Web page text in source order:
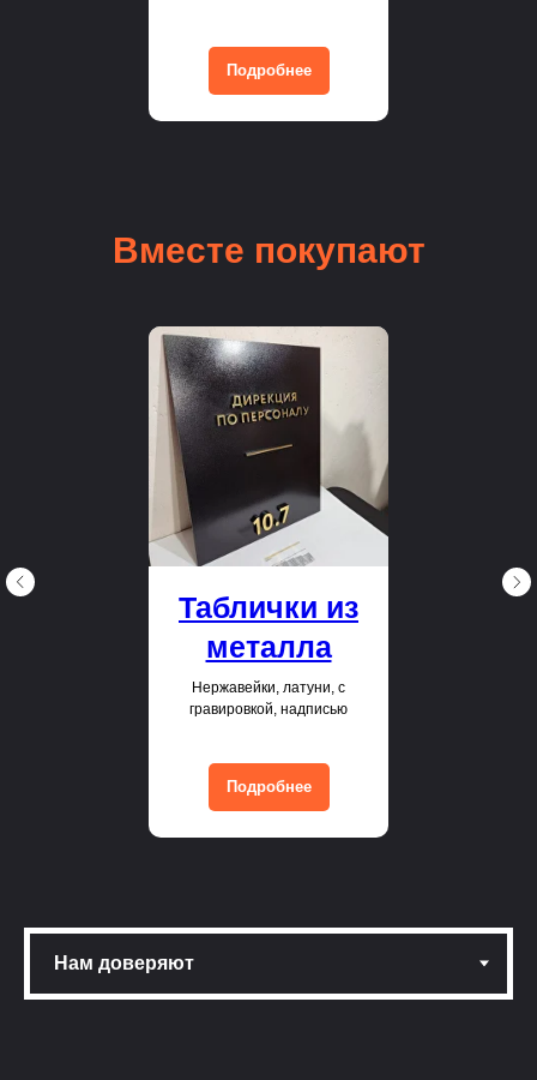
Подробнее
Вместе покупают
Таблички из
металла
Нержавейки, латуни, с
гравировкой, надписью
Подробнее